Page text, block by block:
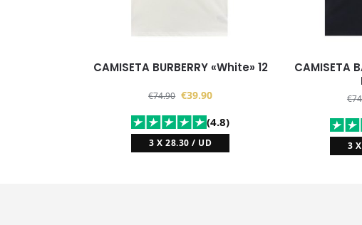
CAMISETA BURBERRY «White» 12
€74.90 €39.90
(4.8)
3 X 28.30 / UD
CAMISETA
€
3